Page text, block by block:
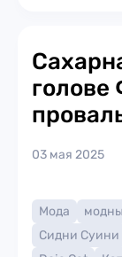
03 мая 2025
Мода
Сидни Суини